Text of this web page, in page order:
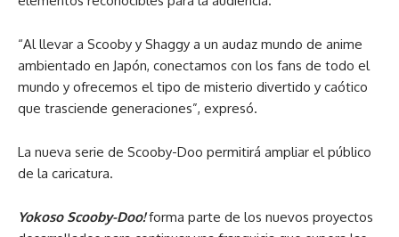
“Al llevar a Scooby y Shaggy a un audaz mundo de anime
ambientado en Japón, conectamos con los fans de todo el
mundo y ofrecemos el tipo de misterio divertido y caótico
que trasciende generaciones”, expresó.
La nueva serie de Scooby-Doo permitirá ampliar el público
de la caricatura.
Yokoso Scooby-Doo!forma parte de los nuevos proyectos